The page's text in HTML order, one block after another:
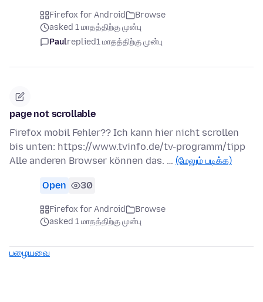
Firefox for Android
Browse
asked 1 மாதத்திற்கு முன்பு
Paulreplied1 மாதத்திற்கு முன்பு
page not scrollable
Firefox mobil Fehler?? Ich kann hier nicht scrollen
bis unten: https://www.tvinfo.de/tv-programm/tipp
Alle anderen Browser können das. … (மேலும் படிக்க)
Open 30
Firefox for Android
Browse
asked 1 மாதத்திற்கு முன்பு
பழையவை